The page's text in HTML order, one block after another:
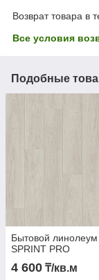
Возврат товара в
Все условия
Подобные
Бытовой
SPRINT PRO
4 600 ₸/кв.м